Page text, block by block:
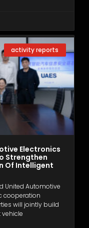
activity reports
Electronics
Strengthen
Of Intelligent
United Automotive
cooperation
will jointly build